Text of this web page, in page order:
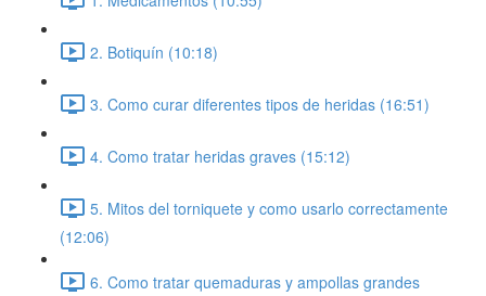
2. Botiquín (10:18)
3. Como curar diferentes tipos de heridas (16:51)
4. Como tratar heridas graves (15:12)
5. Mitos del torniquete y como usarlo correctamente
(12:06)
6. Como tratar quemaduras y ampollas grandes